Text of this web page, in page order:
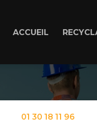
ACCUEIL
01 30 18 11 96